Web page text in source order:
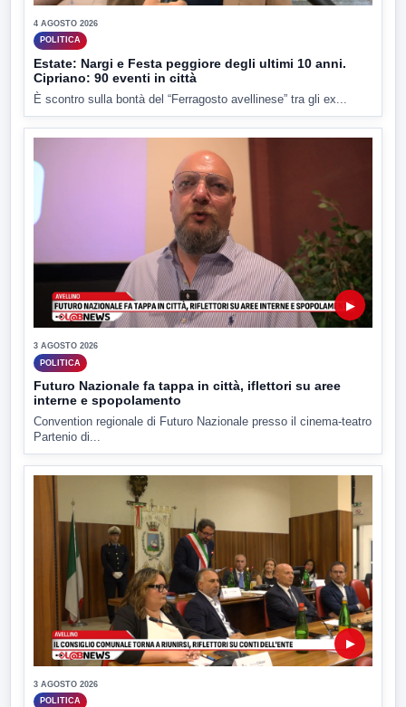
4 AGOSTO 2026
POLITICA
Estate: Nargi e Festa peggiore degli ultimi 10 anni.
Cipriano: 90 eventi in città
È scontro sulla bontà del “Ferragosto avellinese” tra gli ex...
▶
3 AGOSTO 2026
POLITICA
Futuro Nazionale fa tappa in città, iflettori su aree
interne e spopolamento
Convention regionale di Futuro Nazionale presso il cinema-teatro
Partenio di...
▶
3 AGOSTO 2026
POLITICA